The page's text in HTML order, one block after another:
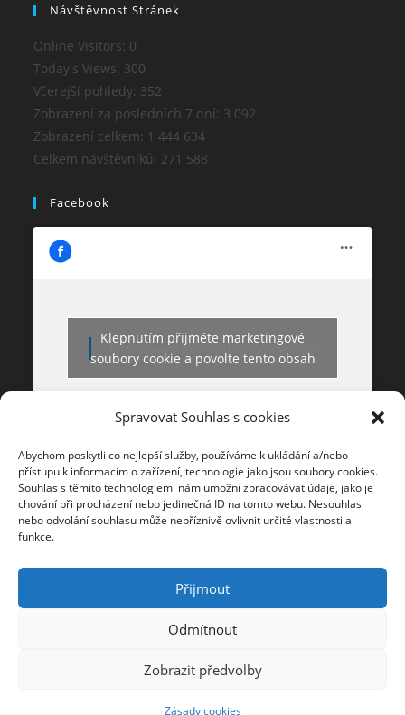
Spravovat Souhlas s cookies
Abychom poskytli co nejlepší služby, používáme k ukládání a/nebo
přístupu k informacím o zařízení, technologie jako jsou soubory cookies.
Souhlas s těmito technologiemi nám umožní zpracovávat údaje, jako je
chování při procházení nebo jedinečná ID na tomto webu. Nesouhlas
nebo odvolání souhlasu může nepříznivě ovlivnit určité vlastnosti a
funkce.
Přijmout
Odmítnout
Zobrazit předvolby
Zásady cookies
Návštěvnost Stránek
Online Visitors: 0
Today's Views: 300
Včerejší pohledy: 352
Zobrazení za posledních 7 dní: 3 092
Zobrazení celkem: 1 444 634
Celkem návštěvníků: 271 588
Facebook
https://www.facebook.com/besednici
Klepnutím přijměte marketingové
soubory cookie a povolte tento obsah
©2026